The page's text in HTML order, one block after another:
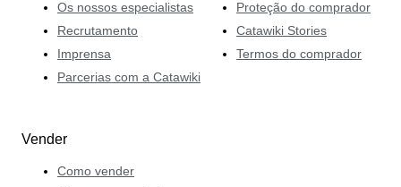
Os nossos especialistas
Recrutamento
Imprensa
Parcerias com a Catawiki
Proteção do comprador
Catawiki Stories
Termos do comprador
Vender
Como vender